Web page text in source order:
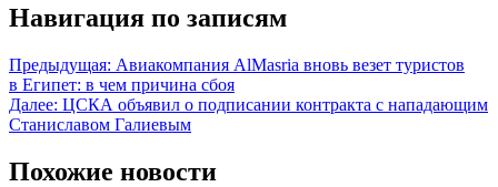
Навигация по записям
Предыдущая: Авиакомпания AlMasria вновь везет туристов
в Египет: в чем причина сбоя
Далее: ЦСКА объявил о подписании контракта с нападающим
Станиславом Галиевым
Похожие новости